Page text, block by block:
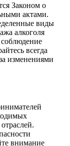
Законом о
актами.
виды
алкоголя
всегда
изменениями
внимание